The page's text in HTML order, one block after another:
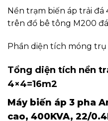
Nền trạm biến áp trải đá
trên đổ bê tông M200 đá
Phần diện tích móng trụ
Tổng diện tích nền
4×4=16m2
Máy biến áp 3 pha
cao, 400KVA, 22/